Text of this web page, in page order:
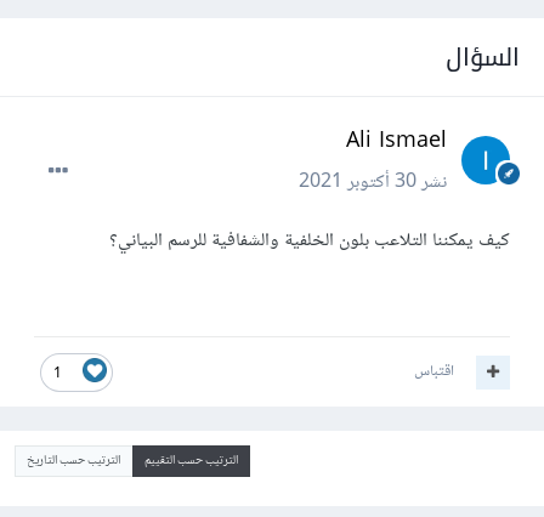
السؤال
Ali Ismael
نشر30 أكتوبر 2021
كيف يمكننا التلاعب بلون الخلفية والشفافية للرسم البياني؟
1 اقتباس
الترتيب حسب التقييم الترتيب حسب التاريخ